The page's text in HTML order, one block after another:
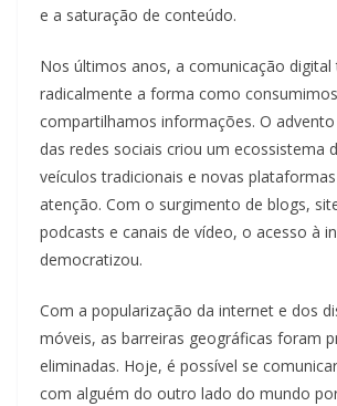
e a saturação de conteúdo.
Nos últimos anos, a comunicação
radicalmente a forma como
compartilhamos informações. O
das redes sociais criou um ecossistema
veículos tradicionais e novas
atenção. Com o surgimento de blogs,
podcasts e canais de vídeo, o acesso à
democratizou.
Com a popularização da internet e dos
móveis, as barreiras geográficas foram
eliminadas. Hoje, é possível se
com alguém do outro lado do mundo